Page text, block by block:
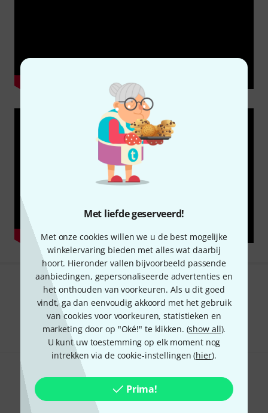
Met liefde geserveerd!
Met onze cookies willen we u de best mogelijke
winkelervaring bieden met alles wat daarbij
hoort. Hieronder vallen bijvoorbeeld passende
aanbiedingen, gepersonaliseerde advertenties en
het onthouden van voorkeuren. Als u dit goed
vindt, ga dan eenvoudig akkoord met het gebruik
van cookies voor voorkeuren, statistieken en
marketing door op "Oké!" te klikken. (show all).
U kunt uw toestemming op elk moment nog
intrekken via de cookie-instellingen (hier).
Prima!
Bevalt het wat u ziet?
Delen Hulp & Feedback